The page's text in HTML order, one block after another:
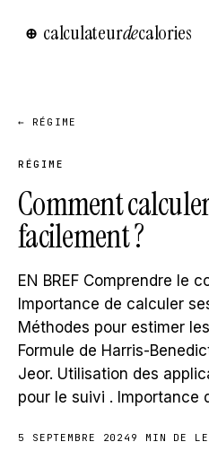
⊕ calculateurdecalories
← RÉGIME
RÉGIME
Comment
facilement ?
EN BREF Comprendre le
Importance de calculer
Méthodes pour estimer
Formule de Harris-
Jeor. Utilisation des
pour le suivi . Importance
5 SEPTEMBRE 2024 9 MIN DE